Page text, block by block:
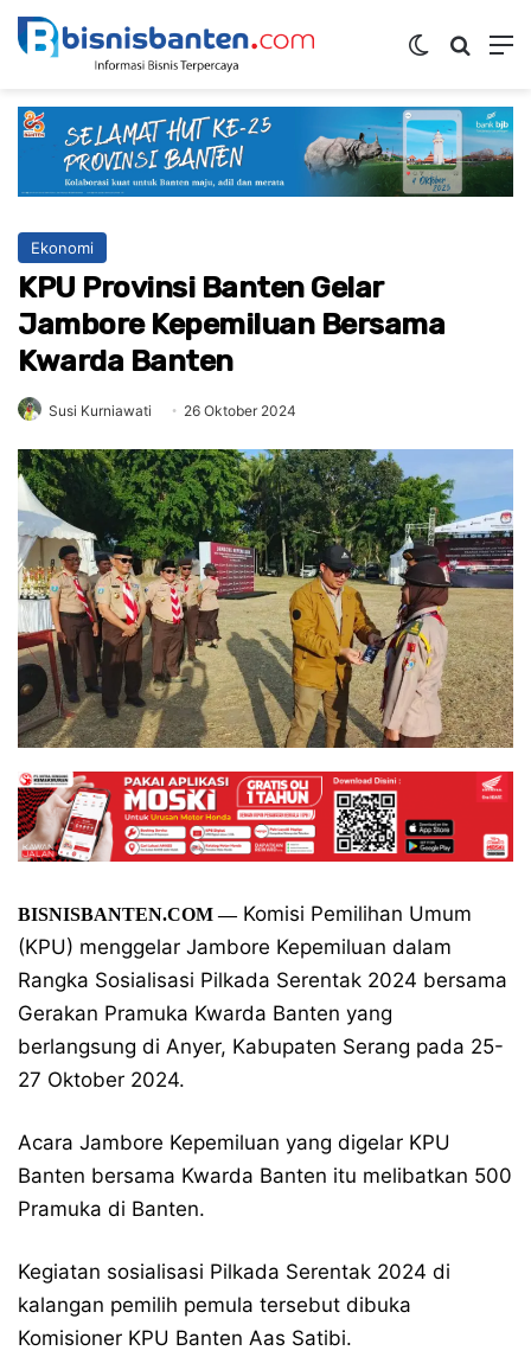
Switch skin
Ekonomi
KPU Provinsi Banten Gelar
Jambore Kepemiluan Bersama
Kwarda Banten
Susi Kurniawati 26 Oktober 2024
BISNISBANTEN.COM—Komisi Pemilihan Umum
(KPU) menggelar Jambore Kepemiluan dalam
Rangka Sosialisasi Pilkada Serentak 2024 bersama
Gerakan Pramuka Kwarda Banten yang
berlangsung di Anyer, Kabupaten Serang pada 25-
27 Oktober 2024.
Acara Jambore Kepemiluan yang digelar KPU
Banten bersama Kwarda Banten itu melibatkan 500
Pramuka di Banten.
Kegiatan sosialisasi Pilkada Serentak 2024 di
kalangan pemilih pemula tersebut dibuka
Komisioner KPU Banten Aas Satibi.